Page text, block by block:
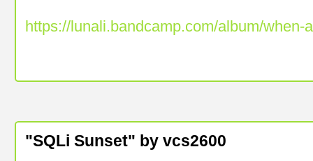
https://lunali.bandcamp.com/album/when-
"SQLi Sunset" by vcs2600